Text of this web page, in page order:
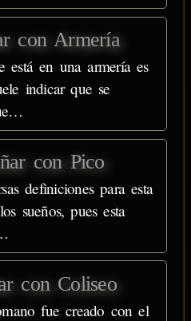
con Armería
está en una armería es
indicar que se
con Pico
definiciones para esta
sueños, pues esta
con Coliseo
fue creado con el